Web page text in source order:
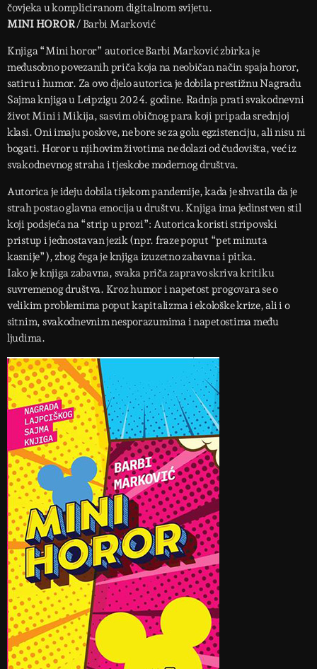
čovjeka u kompliciranom digitalnom svijetu.
MINI HOROR/ Barbi Marković
Knjiga “Mini horor” autorice Barbi Marković zbirka je
međusobno povezanih priča koja na neobičan način spaja horor,
satiru i humor. Za ovo djelo autorica je dobila prestižnu Nagradu
Sajma knjiga u Leipzigu 2024. godine. Radnja prati svakodnevni
život Mini i Mikija, sasvim običnog para koji pripada srednjoj
klasi. Oni imaju poslove, ne bore se za golu egzistenciju, ali nisu ni
bogati. Horor u njihovim životima ne dolazi od čudovišta, već iz
svakodnevnog straha i tjeskobe modernog društva.
Autorica je ideju dobila tijekom pandemije, kada je shvatila da je
strah postao glavna emocija u društvu. Knjiga ima jedinstven stil
koji podsjeća na “strip u prozi”: Autorica koristi stripovski
pristup i jednostavan jezik (npr. fraze poput “pet minuta
kasnije”), zbog čega je knjiga izuzetno zabavna i pitka.
Iako je knjiga zabavna, svaka priča zapravo skriva kritiku
suvremenog društva. Kroz humor i napetost progovara se o
velikim problemima poput kapitalizma i ekološke krize, ali i o
sitnim, svakodnevnim nesporazumima i napetostima među
ljudima.